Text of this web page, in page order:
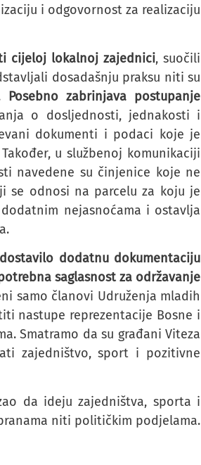
i odgovornost za realizaciju
cijeloj lokalnoj zajednici, suočili
dosadašnju praksu niti su
Posebno zabrinjava postupanje
o dosljednosti, jednakosti i
dokumenti i podaci koje je
u službenoj komunikaciji
navedene su činjenice koje ne
se odnosi na parcelu za koju je
nejasnoćama i ostavlja
dodatnu dokumentaciju
saglasnost za održavanje
samo članovi Udruženja mladih
nastupe reprezentacije Bosne i
Smatramo da su građani Viteza
zajedništvo, sport i pozitivne
da ideju zajedništva, sporta i
niti političkim podjelama.